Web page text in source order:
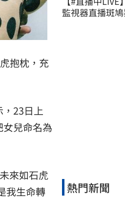
抱枕，充
23日上
兒命名為
來如石虎
我生命轉
監視器直播斑
熱門新聞